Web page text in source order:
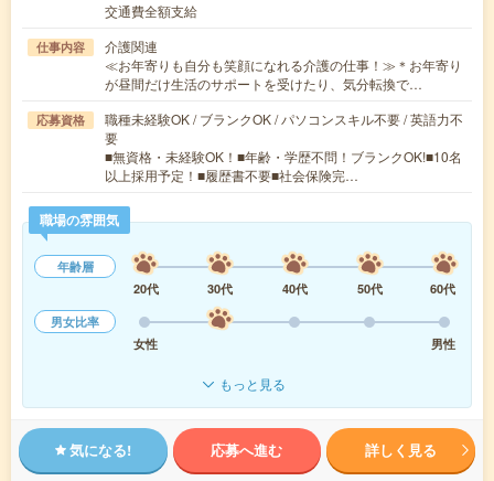
交通費全額支給
仕事内容
介護関連
≪お年寄りも自分も笑顔になれる介護の仕事！≫＊お年寄り
が昼間だけ生活のサポートを受けたり、気分転換で…
応募資格
職種未経験OK / ブランクOK / パソコンスキル不要 / 英語力不
要
■無資格・未経験OK！■年齢・学歴不問！ブランクOK!■10名
以上採用予定！■履歴書不要■社会保険完…
職場の雰囲気
年齢層
20代
30代 40代 50代
60代
男女比率
女性
男性
もっと見る
気になる! 応募へ進む 詳しく見る